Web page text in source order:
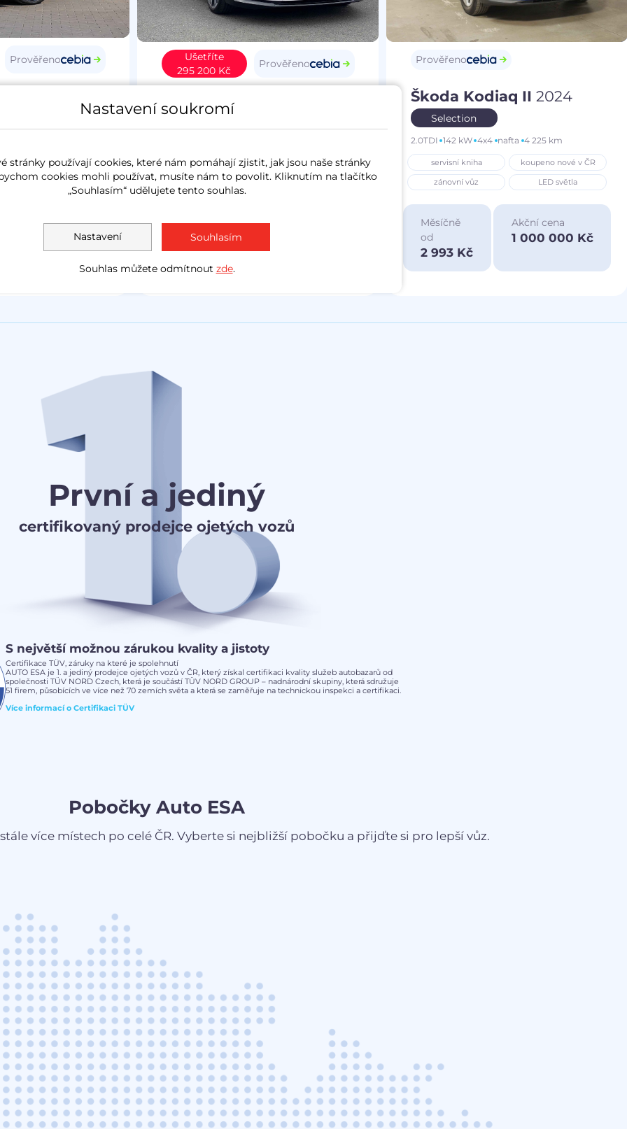
Prověřeno
panorama
Ušetříte
295 200 Kč
Prověřeno
Škoda Superb IV
L&K
koupeno nové v ČR zánovní vůz
LED světla
Měsíčně
Prověřeno
Škoda Kodiaq II 2024
Selection
2.0TDI 142 kW 4x4 nafta 4 225 km
servisní kniha koupeno nové v ČR
zánovní vůz LED světla
Měsíčně
od
2 993 Kč
Akční cena
1 000 000 Kč
První a jediný
certifikovaný prodejce ojetých vozů
S největší možnou zárukou kvality a jistoty
Certifikace TÜV, záruky na které je spolehnutí
AUTO ESA je 1. a jediný prodejce ojetých vozů v ČR, který získal certifikaci kvality služeb autobazarů od
společnosti TÜV NORD Czech, která je součástí TÜV NORD GROUP – nadnárodní skupiny, která sdružuje
51 firem, působících ve více než 70 zemích světa a která se zaměřuje na technickou inspekci a certifikaci.
Více informací o Certifikaci TÜV
Pobočky Auto ESA
více místech po celé ČR. Vyberte si nejbližší pobočku a přijďte si pro lepší vůz.
Nastavení soukromí
stránky používají cookies, které nám pomáhají zjistit, jak jsou naše stránky
cookies mohli používat, musíte nám to povolit. Kliknutím na tlačítko
„Souhlasím“ udělujete tento souhlas.
Nastavení Souhlasím
Souhlas můžete odmítnout zde.